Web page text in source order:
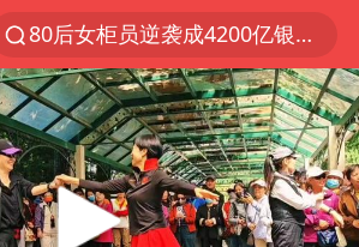
80后女柜员逆袭成4200亿银行副行长
郑国霖回应去景区上班被保安拦下
金饰克价大幅跳涨
台风白海豚可能在浙闽沿海登陆
多地要求领导干部带头休假